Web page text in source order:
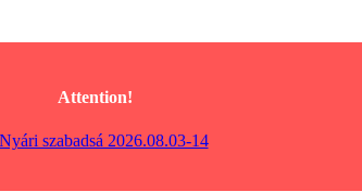
Attention!